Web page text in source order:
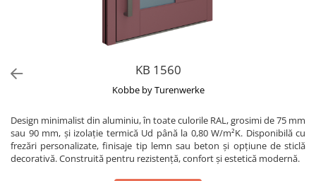
KB 1560
Kobbe by Turenwerke
Design minimalist din aluminiu, în toate culorile RAL, grosimi de 75 mm
sau 90 mm, și izolație termică Ud până la 0,80 W/m²K. Disponibilă cu
frezări personalizate, finisaje tip lemn sau beton și opțiune de sticlă
decorativă. Construită pentru rezistență, confort și estetică modernă.